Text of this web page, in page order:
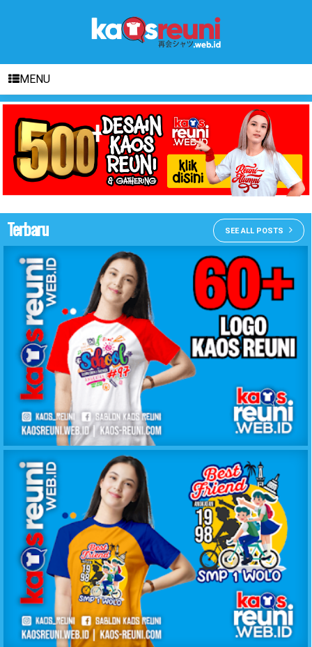
MENU
Terbaru SEE ALL POSTS
60+ Logo Desain Kaos Reuni
KAOS ANGKATAN BEST FRIEND 1998 SMP 1 WOLO